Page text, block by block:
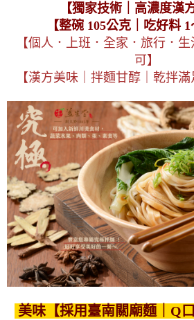
【獨家技術｜高濃度漢
【整碗 105公克｜吃好料 1
【個人．上班．全家．旅行．
可】
【漢方美味｜拌麵甘醇｜乾拌滿
美味【採用臺南關廟麵｜Q